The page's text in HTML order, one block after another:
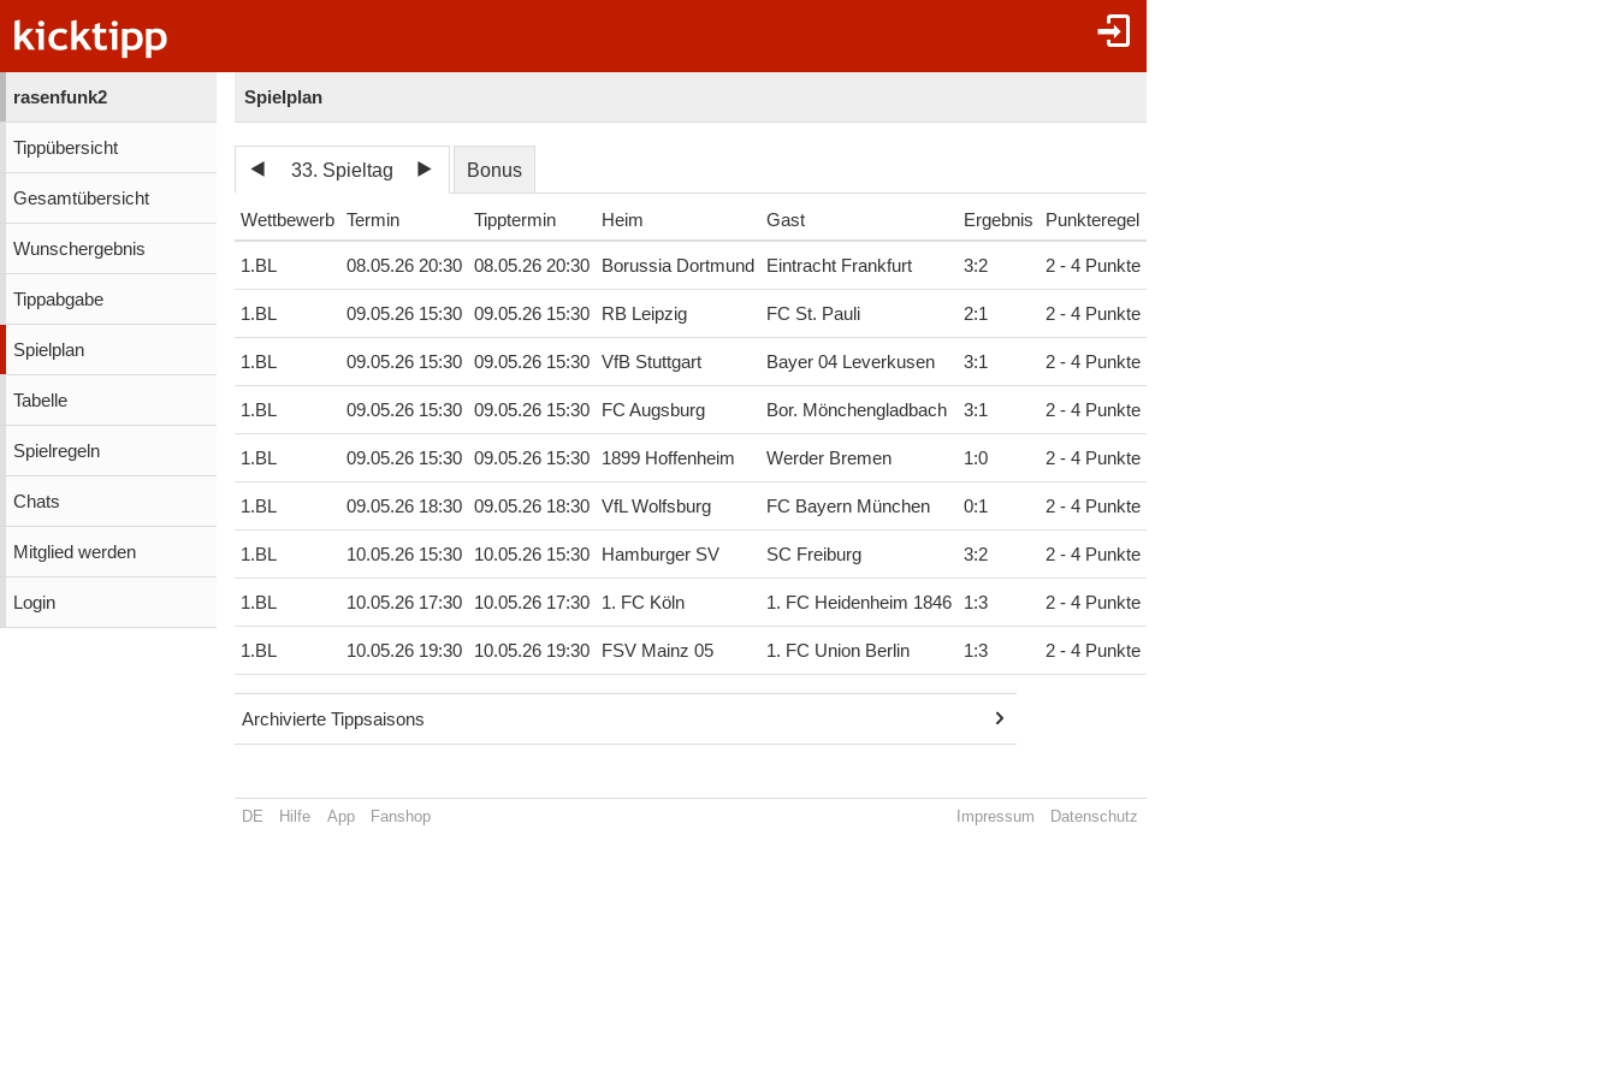
rasenfunk2
Tippübersicht
Gesamtübersicht
Wunschergebnis
Tippabgabe
Spielplan
Tabelle
Spielregeln
Chats
Mitglied werden
Login
Spielplan
33. Spieltag Bonus
Wettbewerb Termin Tipptermin Heim Gast Ergebnis Punkteregel
1.BL 08.05.26 20:30 08.05.26 20:30 Borussia Dortmund Eintracht Frankfurt 3:2 2 - 4 Punkte
1.BL 09.05.26 15:30 09.05.26 15:30 RB Leipzig FC St. Pauli 2:1 2 - 4 Punkte
1.BL 09.05.26 15:30 09.05.26 15:30 VfB Stuttgart Bayer 04 Leverkusen 3:1 2 - 4 Punkte
1.BL 09.05.26 15:30 09.05.26 15:30 FC Augsburg Bor. Mönchengladbach 3:1 2 - 4 Punkte
1.BL 09.05.26 15:30 09.05.26 15:30 1899 Hoffenheim Werder Bremen 1:0 2 - 4 Punkte
1.BL 09.05.26 18:30 09.05.26 18:30 VfL Wolfsburg FC Bayern München 0:1 2 - 4 Punkte
1.BL 10.05.26 15:30 10.05.26 15:30 Hamburger SV SC Freiburg 3:2 2 - 4 Punkte
1.BL 10.05.26 17:30 10.05.26 17:30 1. FC Köln 1. FC Heidenheim 1846 1:3 2 - 4 Punkte
1.BL 10.05.26 19:30 10.05.26 19:30 FSV Mainz 05 1. FC Union Berlin 1:3 2 - 4 Punkte
Archivierte Tippsaisons
DE Hilfe App Fanshop Impressum Datenschutz